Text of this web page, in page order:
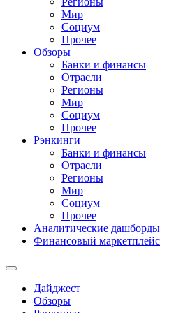
Мир
Социум
Прочее
Обзоры
Банки и финансы
Отрасли
Регионы
Мир
Социум
Прочее
Рэнкинги
Банки и финансы
Отрасли
Регионы
Мир
Социум
Прочее
Аналитические дашборды
Финансовый маркетплейс
Дайджест
Обзоры